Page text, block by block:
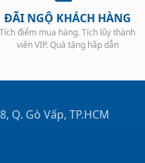
ĐÃI NGỘ KHÁCH HÀNG
Tích điểm mua hàng. Tích lũy thành
viên VIP. Quà tặng hấp dẫn
Q. Gò Vấp, TP.HCM